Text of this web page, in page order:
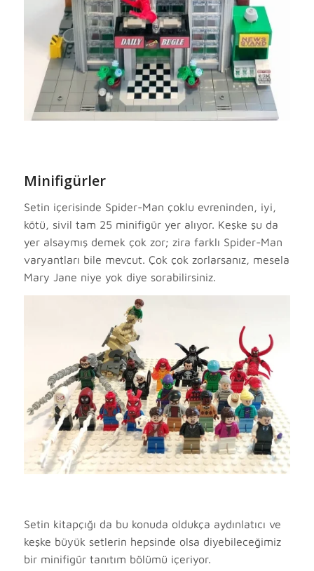
Minifigürler
Setin içerisinde Spider-Man çoklu evreninden, iyi,
kötü, sivil tam 25 minifigür yer alıyor. Keşke şu da
yer alsaymış demek çok zor; zira farklı Spider-Man
varyantları bile mevcut. Çok çok zorlarsanız, mesela
Mary Jane niye yok diye sorabilirsiniz.
Setin kitapçığı da bu konuda oldukça aydınlatıcı ve
keşke büyük setlerin hepsinde olsa diyebileceğimiz
bir minifigür tanıtım bölümü içeriyor.